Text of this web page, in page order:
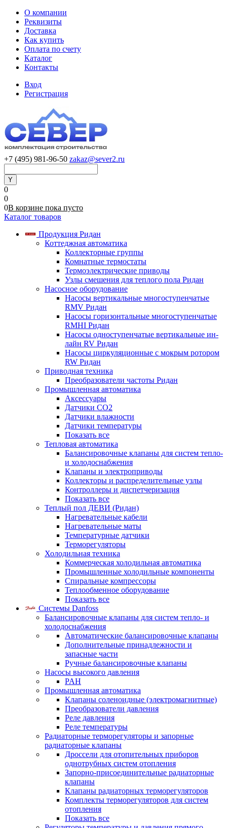
О компании
Реквизиты
Доставка
Как купить
Оплата по счету
Каталог
Контакты
Вход
Регистрация
+7 (495) 981-96-50 zakaz@sever2.ru
0
0
0В корзине пока пусто
Каталог товаров
Продукция Ридан
Коттеджная автоматика
Коллекторные группы
Комнатные термостаты
Термоэлектрические приводы
Узлы смешения для теплого пола Ридан
Насосное оборудование
Насосы вертикальные многоступенчатые
RMV Ридан
Насосы горизонтальные многоступенчатые
RMHI Ридан
Насосы одноступенчатые вертикальные ин-
лайн RV Ридан
Насосы циркуляционные с мокрым ротором
RW Ридан
Приводная техника
Преобразователи частоты Ридан
Промышленная автоматика
Аксессуары
Датчики CO2
Датчики влажности
Датчики температуры
Показать все
Тепловая автоматика
Балансировочные клапаны для систем тепло-
и холодоснабжения
Клапаны и электроприводы
Коллекторы и распределительные узлы
Контроллеры и диспетчеризация
Показать все
Теплый пол ДЕВИ (Ридан)
Нагревательные кабели
Нагревательные маты
Температурные датчики
Терморегуляторы
Холодильная техника
Коммерческая холодильная автоматика
Промышленные холодильные компоненты
Спиральные компрессоры
Теплообменное оборудование
Показать все
Системы Danfoss
Балансировочные клапаны для систем тепло- и
холодоснабжения
Автоматические балансировочные клапаны
Дополнительные принадлежности и
запасные части
Ручные балансировочные клапаны
Насосы высокого давления
PAH
Промышленная автоматика
Клапаны соленоидные (электромагнитные)
Преобразователи давления
Реле давления
Реле температуры
Радиаторные терморегуляторы и запорные
радиаторные клапаны
Дроссели для отопительных приборов
однотрубных систем отопления
Запорно-присоединительные радиаторные
клапаны
Клапаны радиаторных терморегуляторов
Комплекты терморегуляторов для систем
отопления
Показать все